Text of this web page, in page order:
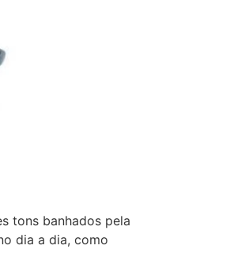
tons banhados pela
dia a dia, como